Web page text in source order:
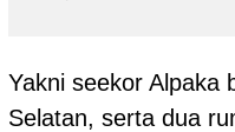
Yakni seekor Alpaka
Selatan, serta dua